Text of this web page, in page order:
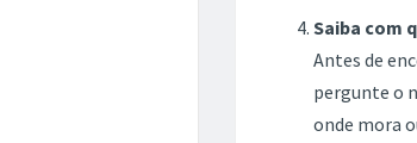
Saiba com
Antes de
pergunte o
onde mora